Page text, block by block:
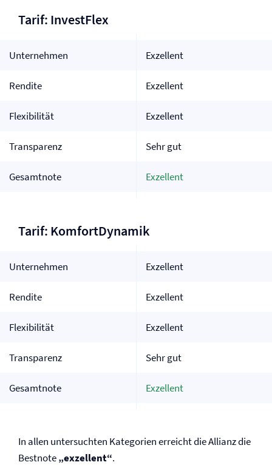
Tarif: InvestFlex
Unternehmen Exzellent
Rendite Exzellent
Flexibilität Exzellent
Transparenz Sehr gut
Gesamtnote Exzellent
Tarif: KomfortDynamik
Unternehmen Exzellent
Rendite Exzellent
Flexibilität Exzellent
Transparenz Sehr gut
Gesamtnote Exzellent
In allen untersuchten Kategorien erreicht die Allianz die
Bestnote„exzellent“.